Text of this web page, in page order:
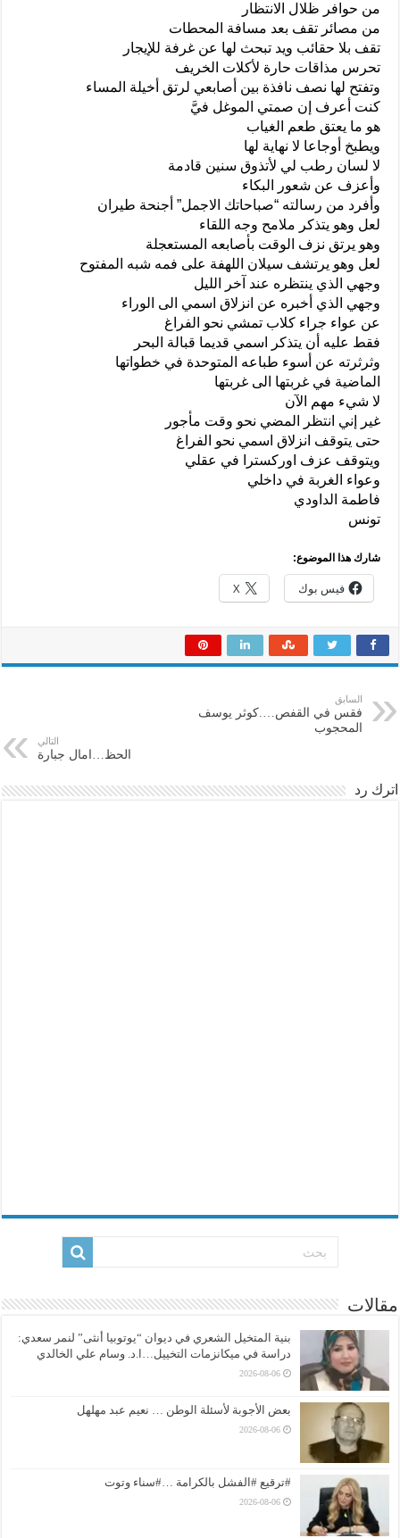
من حوافر ظلال الانتظار
من مصائر تقف بعد مسافة المحطات
تقف بلا حقائب ويد تبحث لها عن غرفة للإيجار
تحرس مذاقات حارة لأكلات الخريف
وتفتح لها نصف نافذة بين أصابعي لرتق أخيلة المساء
كنت أعرف إن صمتي الموغل فيَّ
هو ما يعتق طعم الغياب
ويطبخ أوجاعا لا نهاية لها
لا لسان رطب لي لأتذوق سنين قادمة
وأعزف عن شعور البكاء
وأفرد من رسالته “صباحاتك الاجمل” أجنحة طيران
لعل وهو يتذكر ملامح وجه اللقاء
وهو يرتق نزف الوقت بأصابعه المستعجلة
لعل وهو يرتشف سيلان اللهفة على فمه شبه المفتوح
وجهي الذي ينتظره عند آخر الليل
وجهي الذي أخبره عن انزلاق اسمي الى الوراء
عن عواء جراء كلاب تمشي نحو الفراغ
فقط عليه أن يتذكر اسمي قديما قبالة البحر
وثرثرته عن أسوء طباعه المتوحدة في خطواتها
الماضية في غربتها الى غربتها
لا شيء مهم الآن
غير إني انتظر المضي نحو وقت مأجور
حتى يتوقف انزلاق اسمي نحو الفراغ
ويتوقف عزف اوركسترا في عقلي
وعواء الغربة في داخلي
فاطمة الداودي
تونس
شارك هذا الموضوع:
فيس بوك X
السابق
فقس في القفص….كوثر يوسف
المحجوب
التالي
الحظ…امال جبارة
اترك رد
مقالات
بنية المتخيل الشعري في ديوان “يوتوبيا أنثى” لنمر سعدي:
دراسة في ميكانزمات التخييل…ا.د. وسام علي الخالدي
2026-08-06
بعض الأجوبة لأسئلة الوطن … نعيم عبد مهلهل
2026-08-06
#ترقيع #الفشل بالكرامة …#سناء وتوت
2026-08-06